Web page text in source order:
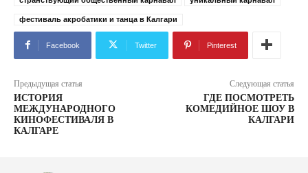
фестиваль акробатики и танца в Калгари
Facebook Twitter Pinterest
Предыдущая статья
ИСТОРИЯ
МЕЖДУНАРОДНОГО
КИНОФЕСТИВАЛЯ В
КАЛГАРЕ
Следующая статья
ГДЕ ПОСМОТРЕТЬ
КОМЕДИЙНОЕ ШОУ В
КАЛГАРИ